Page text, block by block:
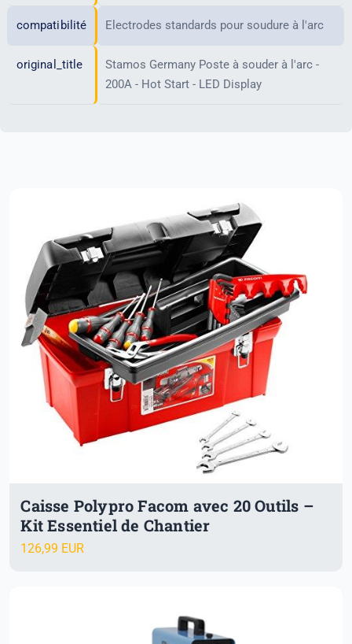
compatibilité Electrodes standards pour soudure à l'arc
original_title
Stamos Germany Poste à souder à l'arc -
200A - Hot Start - LED Display
Caisse Polypro Facom avec 20 Outils –
Kit Essentiel de Chantier
126,99 EUR